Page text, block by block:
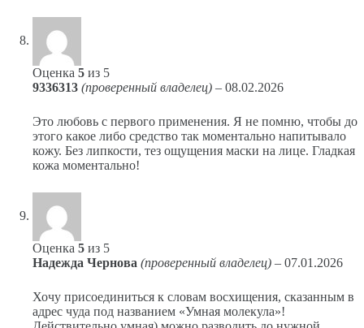
Оценка 5 из 5
9336313 (проверенный владелец) – 08.02.2026
Это любовь с первого применения. Я не помню, чтобы до
этого какое либо средство так моментально напитывало
кожу. Без липкости, тез ощущения маски на лице. Гладкая
кожа моментально!
Оценка 5 из 5
Надежда Чернова (проверенный владелец) – 07.01.2026
Хочу присоединиться к словам восхищения, сказанным в
адрес чуда под названием «Умная молекула»!